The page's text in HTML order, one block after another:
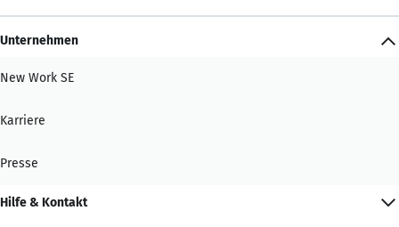
Unternehmen
New Work SE
Karriere
Presse
Hilfe & Kontakt